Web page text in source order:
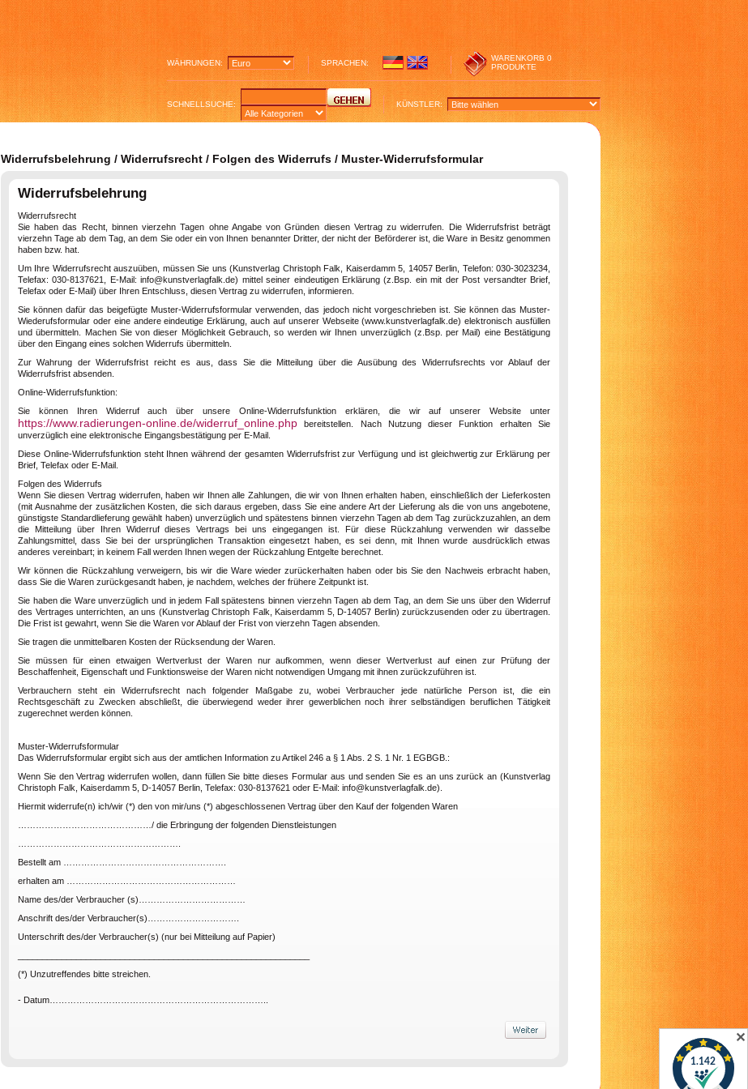
WÄHRUNGEN: SPRACHEN:
WARENKORB 0
PRODUKTE
SCHNELLSUCHE: KÜNSTLER:
Widerrufsbelehrung / Widerrufsrecht / Folgen des Widerrufs / Muster-Widerrufsformular
Widerrufsbelehrung
Widerrufsrecht
Sie haben das Recht, binnen vierzehn Tagen ohne Angabe von Gründen diesen Vertrag zu widerrufen. Die Widerrufsfrist beträgt
vierzehn Tage ab dem Tag, an dem Sie oder ein von Ihnen benannter Dritter, der nicht der Beförderer ist, die Ware in Besitz genommen
haben bzw. hat.
Um Ihre Widerrufsrecht auszuüben, müssen Sie uns(Kunstverlag Christoph Falk, Kaiserdamm 5, 14057 Berlin, Telefon: 030-3023234,
Telefax: 030-8137621, E-Mail: info@kunstverlagfalk.de) mittel seiner eindeutigen Erklärung (z.Bsp. ein mit der Post versandter Brief,
Telefax oder E-Mail) über Ihren Entschluss, diesen Vertrag zu widerrufen, informieren.
Sie können dafür das beigefügte Muster-Widerrufsformular verwenden, das jedoch nicht vorgeschrieben ist. Sie können das Muster-
Wiederufsformular oder eine andere eindeutige Erklärung, auch auf unserer Webseite (www.kunstverlagfalk.de) elektronisch ausfüllen
und übermitteln. Machen Sie von dieser Möglichkeit Gebrauch, so werden wir Ihnen unverzüglich (z.Bsp. per Mail) eine Bestätigung
über den Eingang eines solchen Widerrufs übermitteln.
Zur Wahrung der Widerrufsfrist reicht es aus, dass Sie die Mitteilung über die Ausübung des Widerrufsrechts vor Ablauf der
Widerrufsfrist absenden.
Online-Widerrufsfunktion:
Sie können Ihren Widerruf auch über unsere Online-Widerrufsfunktion erklären, die wir auf unserer Website unter
https://www.radierungen-online.de/widerruf_online.php bereitstellen. Nach Nutzung dieser Funktion erhalten Sie
unverzüglich eine elektronische Eingangsbestätigung per E-Mail.
Diese Online-Widerrufsfunktion steht Ihnen während der gesamten Widerrufsfrist zur Verfügung und ist gleichwertig zur Erklärung per
Brief, Telefax oder E-Mail.
Folgen des Widerrufs
Wenn Sie diesen Vertrag widerrufen, haben wir Ihnen alle Zahlungen, die wir von Ihnen erhalten haben, einschließlich der Lieferkosten
(mit Ausnahme der zusätzlichen Kosten, die sich daraus ergeben, dass Sie eine andere Art der Lieferung als die von uns angebotene,
günstigste Standardlieferung gewählt haben) unverzüglich und spätestens binnen vierzehn Tagen ab dem Tag zurückzuzahlen, an dem
die Mitteilung über Ihren Widerruf dieses Vertrags bei uns eingegangen ist. Für diese Rückzahlung verwenden wir dasselbe
Zahlungsmittel, dass Sie bei der ursprünglichen Transaktion eingesetzt haben, es sei denn, mit Ihnen wurde ausdrücklich etwas
anderes vereinbart; in keinem Fall werden Ihnen wegen der Rückzahlung Entgelte berechnet.
Wir können die Rückzahlung verweigern, bis wir die Ware wieder zurückerhalten haben oder bis Sie den Nachweis erbracht haben,
dass Sie die Waren zurückgesandt haben, je nachdem, welches der frühere Zeitpunkt ist.
Sie haben die Ware unverzüglich und in jedem Fall spätestens binnen vierzehn Tagen ab dem Tag, an dem Sie uns über den Widerruf
des Vertrages unterrichten, an uns (Kunstverlag Christoph Falk, Kaiserdamm 5, D-14057 Berlin) zurückzusenden oder zu übertragen.
Die Frist ist gewahrt, wenn Sie die Waren vor Ablauf der Frist von vierzehn Tagen absenden.
Sie tragen die unmittelbaren Kosten der Rücksendung der Waren.
Sie müssen für einen etwaigen Wertverlust der Waren nur aufkommen, wenn dieser Wertverlust auf einen zur Prüfung der
Beschaffenheit, Eigenschaft und Funktionsweise der Waren nicht notwendigen Umgang mit ihnen zurückzuführen ist.
Verbrauchern steht ein Widerrufsrecht nach folgender Maßgabe zu, wobei Verbraucher jede natürliche Person ist, die ein
Rechtsgeschäft zu Zwecken abschließt, die überwiegend weder ihrer gewerblichen noch ihrer selbständigen beruflichen Tätigkeit
zugerechnet werden können.
Muster-Widerrufsformular
Das Widerrufsformular ergibt sich aus der amtlichen Information zu Artikel 246 a § 1 Abs. 2 S. 1 Nr. 1 EGBGB.:
Wenn Sie den Vertrag widerrufen wollen, dann füllen Sie bitte dieses Formular aus und senden Sie es an uns zurück an (Kunstverlag
Christoph Falk, Kaiserdamm 5, D-14057 Berlin, Telefax: 030-8137621 oder E-Mail: info@kunstverlagfalk.de).
Hiermit widerrufe(n) ich/wir (*) den von mir/uns (*) abgeschlossenen Vertrag über den Kauf der folgenden Waren
………………………………………/ die Erbringung der folgenden Dienstleistungen
Bestellt am ……………………………………………….
erhalten am …………………………………………………
Name des/der Verbraucher (s)………………………………
Anschrift des/der Verbraucher(s)………………………….
Unterschrift des/der Verbraucher(s) (nur bei Mitteilung auf Papier)
(*) Unzutreffendes bitte streichen.
- Datum………………………………………………………………..
✕